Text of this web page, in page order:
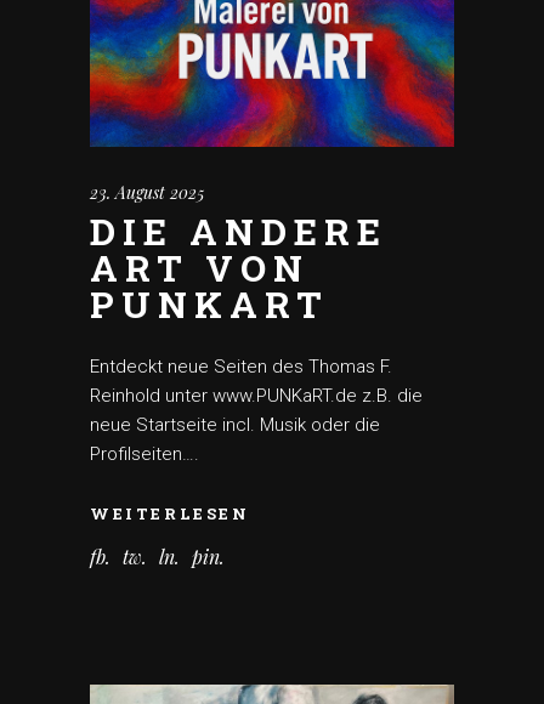
23. August 2025
DIE ANDERE
ART VON
PUNKART
Entdeckt neue Seiten des Thomas F.
Reinhold unter www.PUNKaRT.de z.B. die
neue Startseite incl. Musik oder die
Profilseiten….
WEITERLESEN
fb tw ln pin